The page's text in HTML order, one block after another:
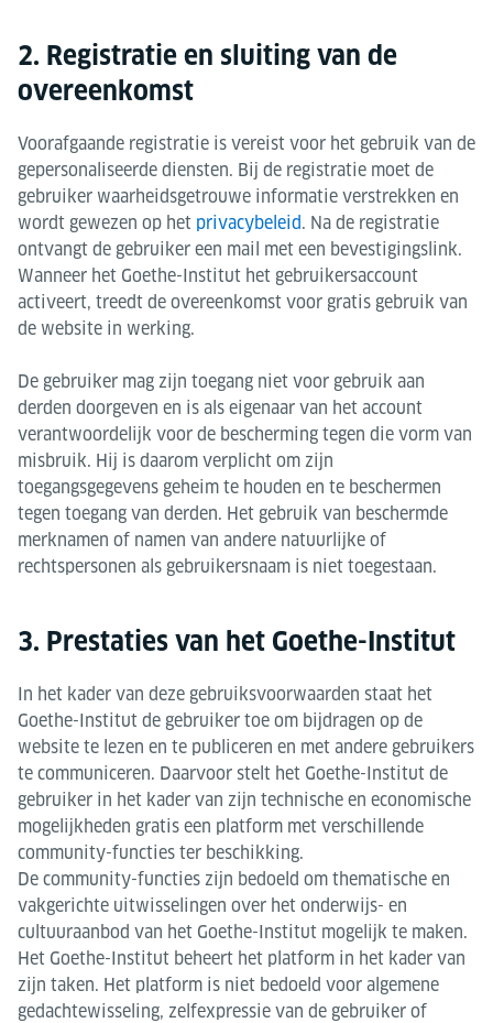
2. Registratie en sluiting van de
overeenkomst
Voorafgaande registratie is vereist voor het gebruik van de
gepersonaliseerde diensten. Bij de registratie moet de
gebruiker waarheidsgetrouwe informatie verstrekken en
wordt gewezen op het privacybeleid. Na de registratie
ontvangt de gebruiker een mail met een bevestigingslink.
Wanneer het Goethe-Institut het gebruikersaccount
activeert, treedt de overeenkomst voor gratis gebruik van
de website in werking.
De gebruiker mag zijn toegang niet voor gebruik aan
derden doorgeven en is als eigenaar van het account
verantwoordelijk voor de bescherming tegen die vorm van
misbruik. Hij is daarom verplicht om zijn
toegangsgegevens geheim te houden en te beschermen
tegen toegang van derden. Het gebruik van beschermde
merknamen of namen van andere natuurlijke of
rechtspersonen als gebruikersnaam is niet toegestaan.
3. Prestaties van het Goethe-Institut
In het kader van deze gebruiksvoorwaarden staat het
Goethe-Institut de gebruiker toe om bijdragen op de
website te lezen en te publiceren en met andere gebruikers
te communiceren. Daarvoor stelt het Goethe-Institut de
gebruiker in het kader van zijn technische en economische
mogelijkheden gratis een platform met verschillende
community-functies ter beschikking.
De community-functies zijn bedoeld om thematische en
vakgerichte uitwisselingen over het onderwijs- en
cultuuraanbod van het Goethe-Institut mogelijk te maken.
Het Goethe-Institut beheert het platform in het kader van
zijn taken. Het platform is niet bedoeld voor algemene
gedachtewisseling, zelfexpressie van de gebruiker of